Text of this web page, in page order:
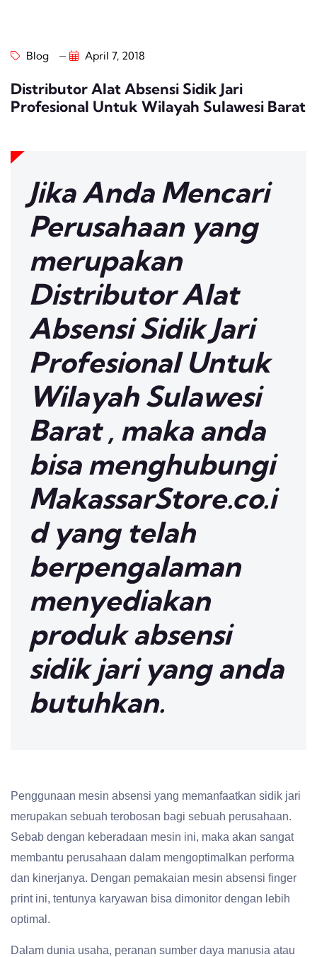
Blog April 7, 2018
Distributor Alat Absensi Sidik Jari
Profesional Untuk Wilayah Sulawesi Barat
Jika Anda Mencari
Perusahaan yang
merupakan
Distributor Alat
Absensi Sidik Jari
Profesional Untuk
Wilayah Sulawesi
Barat , maka anda
bisa menghubungi
MakassarStore.co.i
d yang telah
berpengalaman
menyediakan
produk absensi
sidik jari yang anda
butuhkan.
Penggunaan mesin absensi yang memanfaatkan sidik jari
merupakan sebuah terobosan bagi sebuah perusahaan.
Sebab dengan keberadaan mesin ini, maka akan sangat
membantu perusahaan dalam mengoptimalkan performa
dan kinerjanya. Dengan pemakaian mesin absensi finger
print ini, tentunya karyawan bisa dimonitor dengan lebih
optimal.
Dalam dunia usaha, peranan sumber daya manusia atau